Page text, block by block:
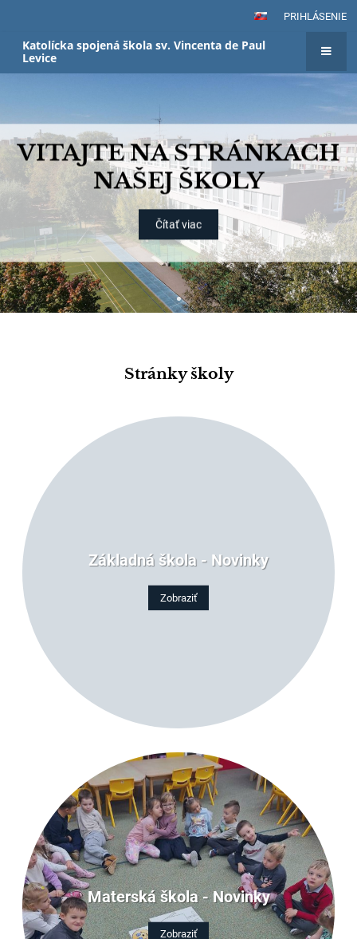
PRIHLÁSENIE
Katolícka spojená škola sv. Vincenta de Paul
Levice
VITAJTE NA STRÁNKACH
NAŠEJ ŠKOLY
Čítať viac
Stránky školy
Základná škola - Novinky
Zobraziť
Materská škola - Novinky
Zobraziť